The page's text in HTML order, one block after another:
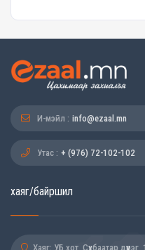
И-мэйл : info@ezaal.mn
Утас : + (976) 72-102-102
хаяг/байршил
Хаяг: УБ хот, Сүхбаатар